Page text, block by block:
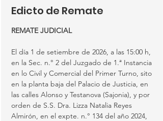
Edicto de Remate
REMATE JUDICIAL
El día 1 de setiembre de 2026, a las 15:00 h,
en la Sec. n.° 2 del Juzgado de 1.ª Instancia
en lo Civil y Comercial del Primer Turno, sito
en la planta baja del Palacio de Justicia, en
las calles Alonso y Testanova (Sajonia), y por
orden de S.S. Dra. Lizza Natalia Reyes
Almirón, en el expte. n.° 134 del año 2024,